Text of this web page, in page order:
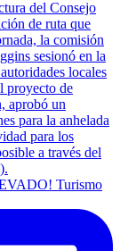
Turismo